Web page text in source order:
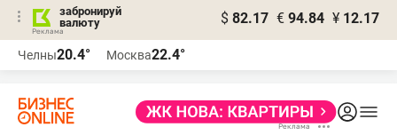
забронируй
валюту
$ 82.17 € 94.84 ¥ 12.17
Челны20.4° Москва22.4°